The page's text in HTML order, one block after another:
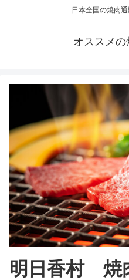
日本全国の焼肉
オススメの
明日香村 焼